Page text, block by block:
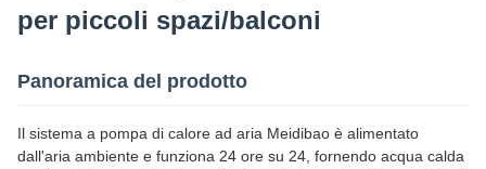
per piccoli spazi/balconi
Panoramica del prodotto
Il sistema a pompa di calore ad aria Meidibao è alimentato
dall'aria ambiente e funziona 24 ore su 24, fornendo acqua calda